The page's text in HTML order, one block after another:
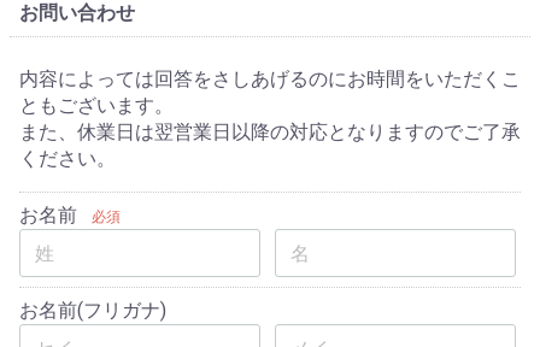
お問い合わせ
内容によっては回答をさしあげるのにお時間をいただくこ
ともございます。
また、休業日は翌営業日以降の対応となりますのでご了承
ください。
お名前 必須
お名前(フリガナ)